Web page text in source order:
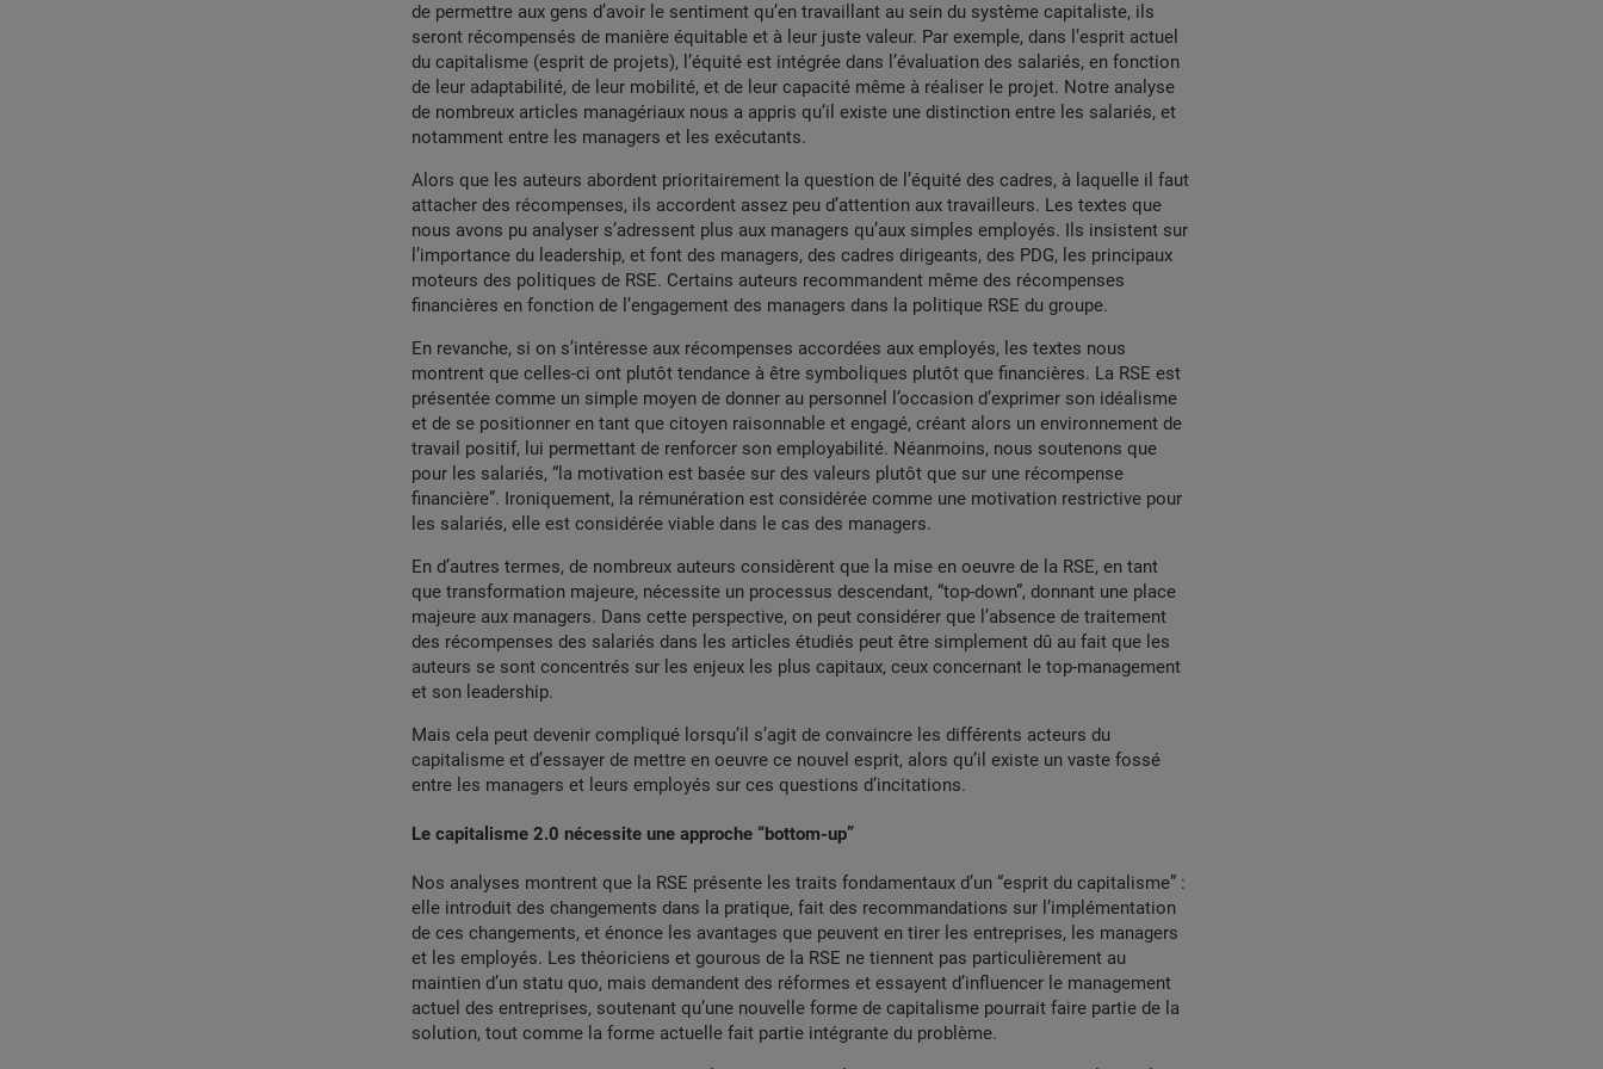
de permettre aux gens d’avoir le sentiment qu’en travaillant au sein du système capitaliste, ils
seront récompensés de manière équitable et à leur juste valeur. Par exemple, dans l’esprit actuel
du capitalisme (esprit de projets), l’équité est intégrée dans l’évaluation des salariés, en fonction
de leur adaptabilité, de leur mobilité, et de leur capacité même à réaliser le projet. Notre analyse
de nombreux articles managériaux nous a appris qu’il existe une distinction entre les salariés, et
notamment entre les managers et les exécutants.
Alors que les auteurs abordent prioritairement la question de l’équité des cadres, à laquelle il faut
attacher des récompenses, ils accordent assez peu d’attention aux travailleurs. Les textes que
nous avons pu analyser s’adressent plus aux managers qu’aux simples employés. Ils insistent sur
l’importance du leadership, et font des managers, des cadres dirigeants, des PDG, les principaux
moteurs des politiques de RSE. Certains auteurs recommandent même des récompenses
financières en fonction de l’engagement des managers dans la politique RSE du groupe.
En revanche, si on s’intéresse aux récompenses accordées aux employés, les textes nous
montrent que celles-ci ont plutôt tendance à être symboliques plutôt que financières. La RSE est
présentée comme un simple moyen de donner au personnel l’occasion d’exprimer son idéalisme
et de se positionner en tant que citoyen raisonnable et engagé, créant alors un environnement de
travail positif, lui permettant de renforcer son employabilité. Néanmoins, nous soutenons que
pour les salariés, “la motivation est basée sur des valeurs plutôt que sur une récompense
financière”. Ironiquement, la rémunération est considérée comme une motivation restrictive pour
les salariés, elle est considérée viable dans le cas des managers.
En d’autres termes, de nombreux auteurs considèrent que la mise en oeuvre de la RSE, en tant
que transformation majeure, nécessite un processus descendant, “top-down”, donnant une place
majeure aux managers. Dans cette perspective, on peut considérer que l’absence de traitement
des récompenses des salariés dans les articles étudiés peut être simplement dû au fait que les
auteurs se sont concentrés sur les enjeux les plus capitaux, ceux concernant le top-management
et son leadership.
Mais cela peut devenir compliqué lorsqu’il s’agit de convaincre les différents acteurs du
capitalisme et d’essayer de mettre en oeuvre ce nouvel esprit, alors qu’il existe un vaste fossé
entre les managers et leurs employés sur ces questions d’incitations.
Le capitalisme 2.0 nécessite une approche “bottom-up”
Nos analyses montrent que la RSE présente les traits fondamentaux d’un “esprit du capitalisme” :
elle introduit des changements dans la pratique, fait des recommandations sur l’implémentation
de ces changements, et énonce les avantages que peuvent en tirer les entreprises, les managers
et les employés. Les théoriciens et gourous de la RSE ne tiennent pas particulièrement au
maintien d’un statu quo, mais demandent des réformes et essayent d’influencer le management
actuel des entreprises, soutenant qu’une nouvelle forme de capitalisme pourrait faire partie de la
solution, tout comme la forme actuelle fait partie intégrante du problème.